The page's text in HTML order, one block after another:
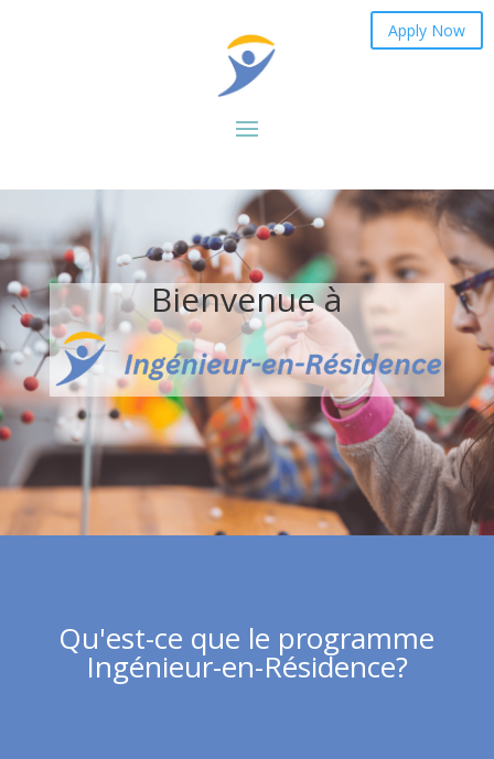
Apply Now
Bienvenue à
Qu'est-ce que le programme
Ingénieur-en-Résidence?